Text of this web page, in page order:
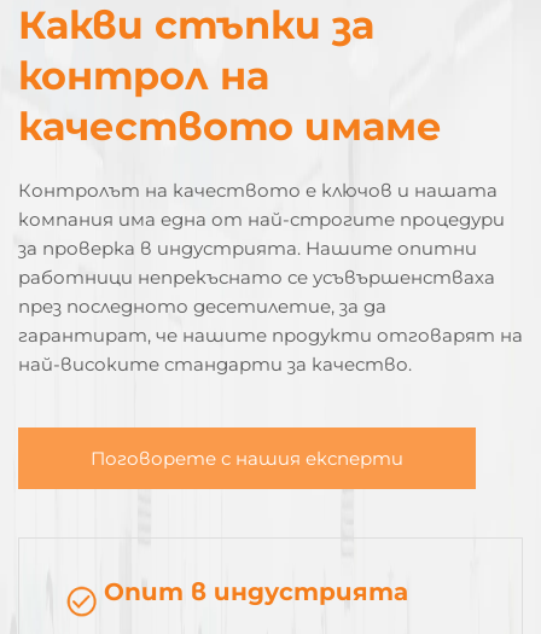
Какви стъпки за
контрол на
качеството имаме
Контролът на качеството е ключов и нашата
компания има една от най-строгите процедури
за проверка в индустрията. Нашите опитни
работници непрекъснато се усъвършенстваха
през последното десетилетие, за да
гарантират, че нашите продукти отговарят на
най-високите стандарти за качество.
Поговорете с нашия експерти
Опит в индустрията